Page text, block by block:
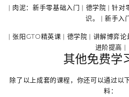
| 肉泥：新手零基础入门 | 德学院 | 针对
识。 | 新手入
| 张阳GTO精英课 | 德学院 | 讲解博弈论
进阶提高 |
其他免费学
除了以上成套的课程，你还可以通过以
料：